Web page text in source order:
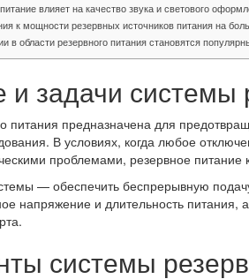
влияет на качество звука и светового
к мощности резервных источников питания на
в области резервного питания становятся
и задачи системы
питания предназначена для
В условиях, когда любое
проблемами, резервное питание
— обеспечить беспрерывную
напряжение и длительность питания,
системы